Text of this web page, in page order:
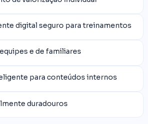
digital seguro para treinamentos
e de familiares
para conteúdos internos
duradouros